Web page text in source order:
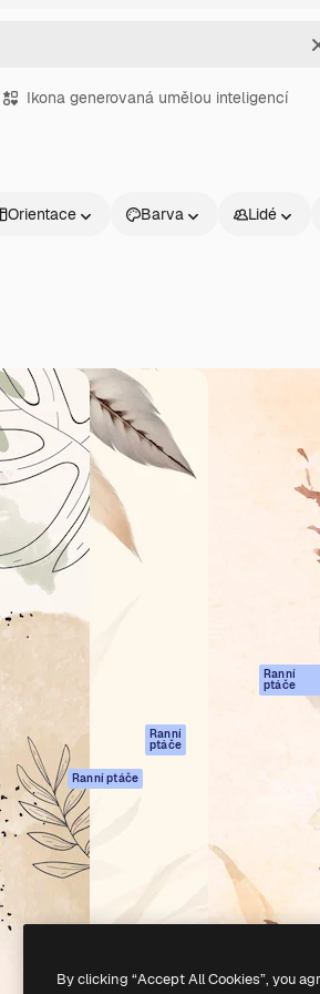
Ikona generovaná umělou inteligencí
Orientace Barva Lidé
Produkty
Spaces
AI asistent
AI generátor
obrázků
AI generátor videa
Claude/ChatGPT
Ranní
ptáče
Agenti Ranní ptáče
API
Mobilní aplikace
Všechny nástroje
Magnific
Začněte
Podmínky použití
Ranní
ptáče
Zásady používání
By clicking “Accept All Cookies”, you